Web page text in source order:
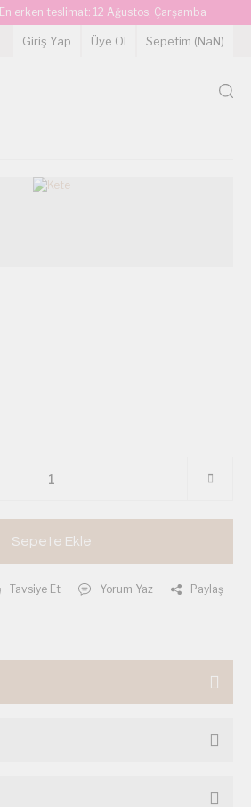
En erken teslimat: 12 Ağustos, Çarşamba
Giriş Yap Üye Ol Sepetim (NaN)
Sepete Ekle
Tavsiye Et Yorum Yaz Paylaş